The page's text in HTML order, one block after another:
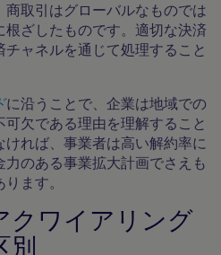
取引はグローバルなものでは
ざしたものです。適切な決済
ャネルを通じて処理すること
に沿うことで、企業は地域での
欠である理由を理解すること
れば、事業者は高い解約率に
のある事業拡大計画でさえも
ます。
クワイアリング
別